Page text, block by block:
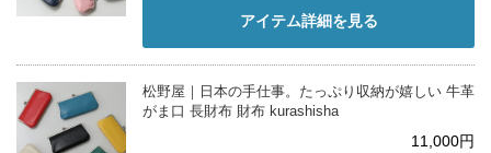
アイテム詳細を見る
松野屋｜日本の手仕事。たっぷり収納が嬉しい 牛革
がま口 長財布 財布 kurashisha
11,000円